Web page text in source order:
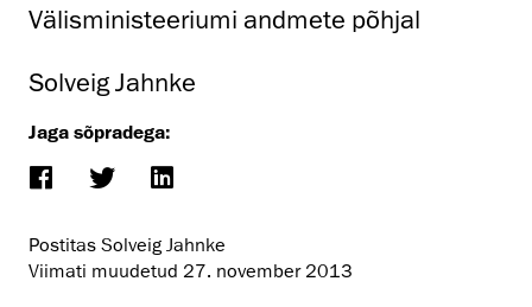
Välisministeeriumi andmete põhjal​
Solveig Jahnke
Jaga sõpradega:
Postitas Solveig Jahnke
Viimati muudetud 27. november 2013